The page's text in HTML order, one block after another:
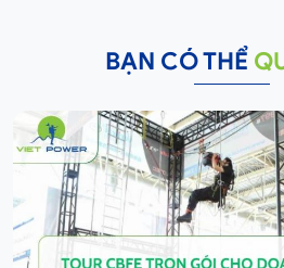
BẠN CÓ THỂ